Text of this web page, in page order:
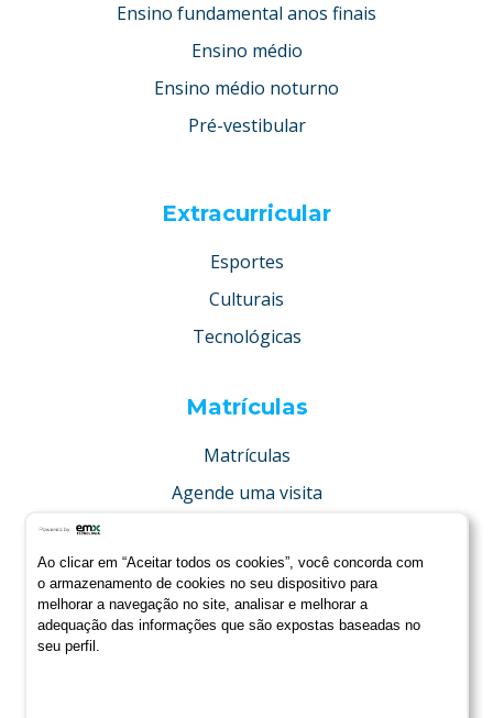
Ensino fundamental anos finais
Ensino médio
Ensino médio noturno
Pré-vestibular
Extracurricular
Esportes
Culturais
Tecnológicas
Matrículas
Matrículas
Agende uma visita
Condições especiais
Ao clicar em “Aceitar todos os cookies”, você concorda com
o armazenamento de cookies no seu dispositivo para
melhorar a navegação no site, analisar e melhorar a
adequação das informações que são expostas baseadas no
seu perfil.